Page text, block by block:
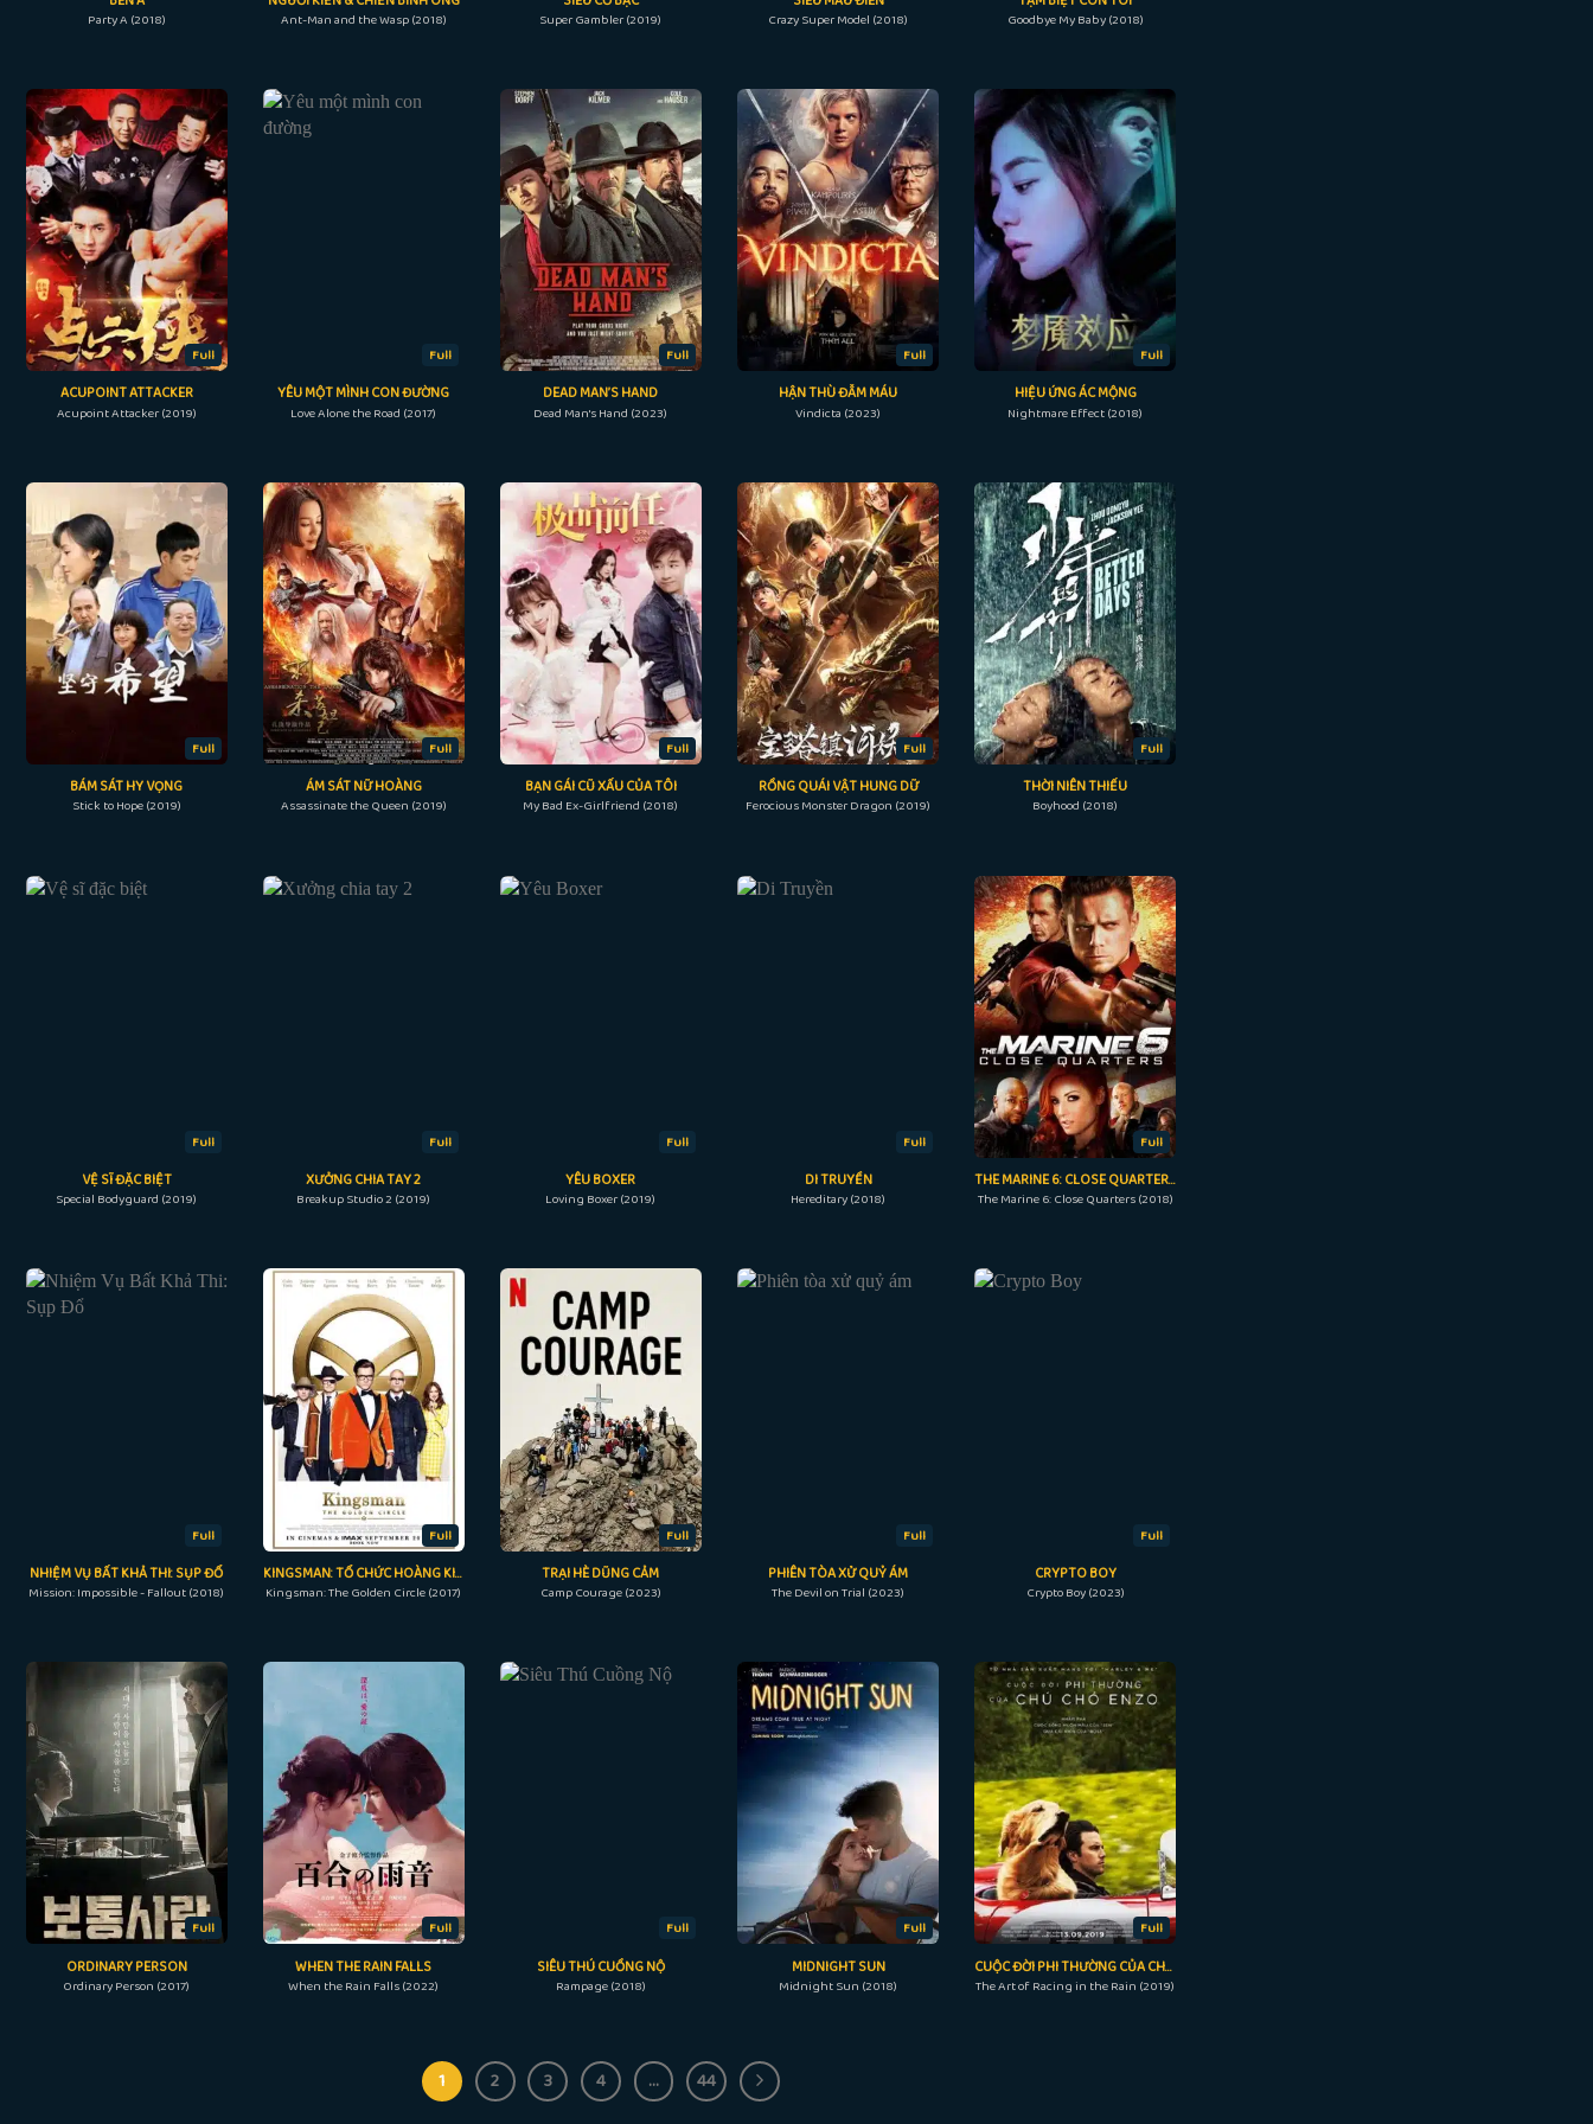
Party A (2018) Ant-Man and the Wasp (2018) Super Gambler (2019) Crazy Super Model (2018) Goodbye My Baby (2018)
Full
ACUPOINT ATTACKER
Acupoint Attacker (2019)
Full
YÊU MỘT MÌNH CON ĐƯỜNG
Love Alone the Road (2017)
Full
DEAD MAN’S HAND
Dead Man's Hand (2023)
Full
HẬN THÙ ĐẪM MÁU
Vindicta (2023)
Full
HIỆU ỨNG ÁC MỘNG
Nightmare Effect (2018)
Full
BÁM SÁT HY VỌNG
Stick to Hope (2019)
Full
ÁM SÁT NỮ HOÀNG
Assassinate the Queen (2019)
Full
BẠN GÁI CŨ XẤU CỦA TÔI
My Bad Ex-Girlfriend (2018)
Full
RỒNG QUÁI VẬT HUNG DỮ
Ferocious Monster Dragon (2019)
Full
THỜI NIÊN THIẾU
Boyhood (2018)
Full
VỆ SĨ ĐẶC BIỆT
Special Bodyguard (2019)
Full
XƯỞNG CHIA TAY 2
Breakup Studio 2 (2019)
Full
YÊU BOXER
Loving Boxer (2019)
Full
DI TRUYỀN
Hereditary (2018)
Full
THE MARINE 6: CLOSE QUARTERS
The Marine 6: Close Quarters (2018)
Full
NHIỆM VỤ BẤT KHẢ THI: SỤP ĐỔ
Mission: Impossible - Fallout (2018)
Full
KINGSMAN: TỔ CHỨC HOÀNG KIM
Kingsman: The Golden Circle (2017)
Full
TRẠI HÈ DŨNG CẢM
Camp Courage (2023)
Full
PHIÊN TÒA XỬ QUỶ ÁM
The Devil on Trial (2023)
Full
CRYPTO BOY
Crypto Boy (2023)
Full
ORDINARY PERSON
Ordinary Person (2017)
Full
WHEN THE RAIN FALLS
When the Rain Falls (2022)
Full
SIÊU THÚ CUỒNG NỘ
Rampage (2018)
Full
MIDNIGHT SUN
Midnight Sun (2018)
Full
CUỘC ĐỜI PHI THƯỜNG CỦA CHÚ CHÓ ENZO
The Art of Racing in the Rain (2019)
1 2 3 4 … 44